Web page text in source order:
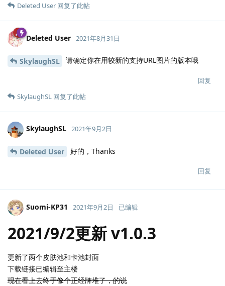
Deleted User 回复了此帖
Deleted User 2021年8月31日
SkylaughSL 请确定你在用较新的支持URL图片的版本哦
回复
SkylaughSL 回复了此帖
SkylaughSL 2021年9月2日
Deleted User 好的，Thanks
回复
Suomi-KP31 2021年9月2日 已编辑
2021/9/2更新 v1.0.3
更新了两个皮肤池和卡池封面
下载链接已编辑至主楼
现在看上去终于像个正经牌堆了，的说